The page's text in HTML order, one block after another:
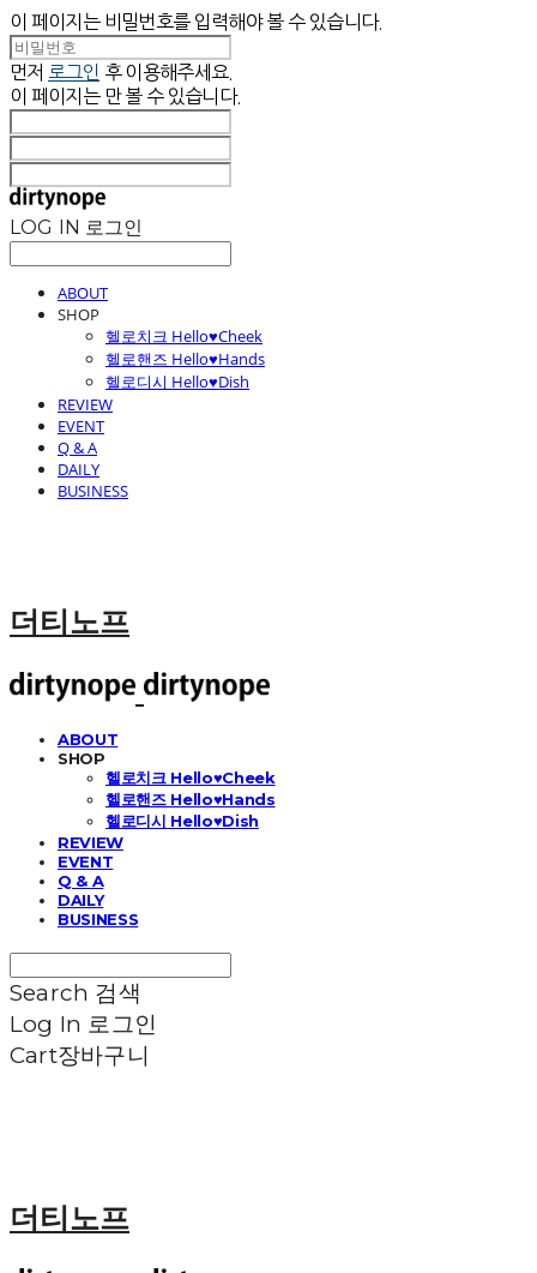
이 페이지는 비밀번호를 입력해야 볼 수 있습니다.
먼저 로그인 후 이용해주세요.
이 페이지는 만 볼 수 있습니다.
LOG IN 로그인
ABOUT
SHOP
헬로치크 Hello♥Cheek
헬로핸즈 Hello♥Hands
헬로디시 Hello♥Dish
REVIEW
EVENT
Q & A
DAILY
BUSINESS
더티노프
ABOUT
SHOP
헬로치크 Hello♥Cheek
헬로핸즈 Hello♥Hands
헬로디시 Hello♥Dish
REVIEW
EVENT
Q & A
DAILY
BUSINESS
Search 검색
Log In 로그인
Cart장바구니
더티노프